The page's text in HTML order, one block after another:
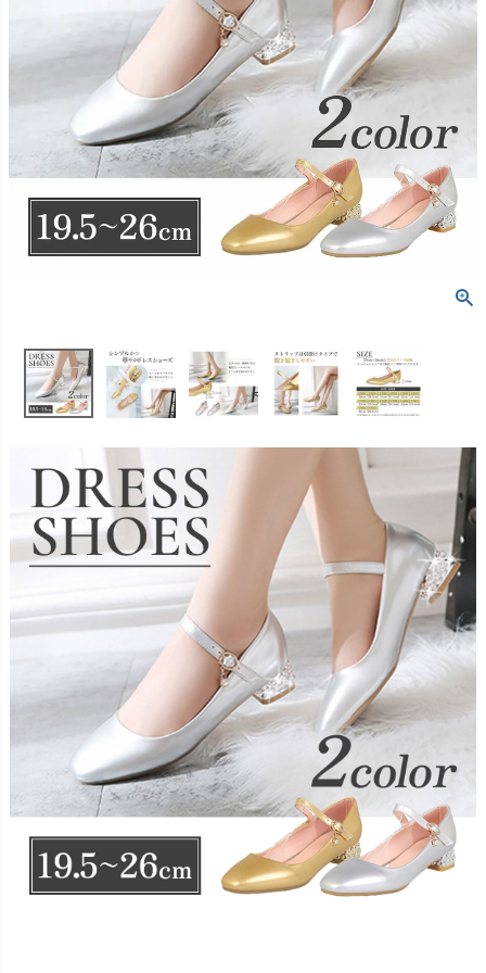
レディース
コスチューム アウター
インナー・パニエ アクセサリー
Graduation & Entrance
卒業式・入学式
きちんと感のあるフォーマル
Shichi-Go-San
七五三
3歳・5歳・7歳の晴れの日
レンタルの流れ
4ステップで簡単
あんしんパック
汚れ・キズ・破損の補償
Buy & Supportご購入・サポート
07 販売・共通のご案内
09 お問い合わせ
電話・メール・LINE
茨城県土浦市大町14-16-1F
10:00–18:00（完全予約制）
店舗を予約する →
Photography
写真スタジオ APS
七五三・発表会・記念撮影
Web または お電話
ヘアメイク・着付け
スタジオを予約 →